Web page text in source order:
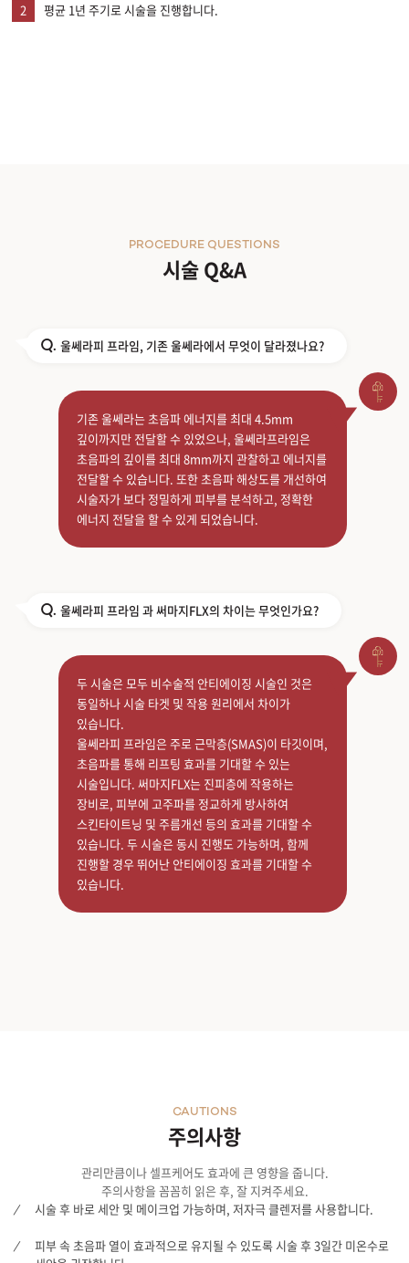
2 평균 1년 주기로 시술을 진행합니다.
시술 Q&A
PROCEDURE QUESTIONS
Q. 울쎄라피 프라임, 기존 울쎄라에서 무엇이 달라졌나요?
기존 울쎄라는 초음파 에너지를 최대 4.5mm
깊이까지만 전달할 수 있었으나, 울쎄라프라임은
초음파의 깊이를 최대 8mm까지 관찰하고 에너지를
전달할 수 있습니다. 또한 초음파 해상도를 개선하여
시술자가 보다 정밀하게 피부를 분석하고, 정확한
에너지 전달을 할 수 있게 되었습니다.
Q. 울쎄라피 프라임 과 써마지FLX의 차이는 무엇인가요?
두 시술은 모두 비수술적 안티에이징 시술인 것은
동일하나 시술 타겟 및 작용 원리에서 차이가
있습니다.
울쎄라피 프라임은 주로 근막층(SMAS)이 타깃이며,
초음파를 통해 리프팅 효과를 기대할 수 있는
시술입니다. 써마지FLX는 진피층에 작용하는
장비로, 피부에 고주파를 정교하게 방사하여
스킨타이트닝 및 주름개선 등의 효과를 기대할 수
있습니다. 두 시술은 동시 진행도 가능하며, 함께
진행할 경우 뛰어난 안티에이징 효과를 기대할 수
있습니다.
주의사항
CAUTIONS
관리만큼이나 셀프케어도 효과에 큰 영향을 줍니다.
주의사항을 꼼꼼히 읽은 후, 잘 지켜주세요.
시술 후 바로 세안 및 메이크업 가능하며, 저자극 클렌저를 사용합니다.
피부 속 초음파 열이 효과적으로 유지될 수 있도록 시술 후 3일간 미온수로